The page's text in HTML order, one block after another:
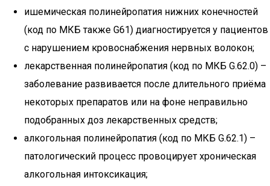
ишемическая полинейропатия нижних конечностей
(код по МКБ также G61) диагностируется у пациентов
с нарушением кровоснабжения нервных волокон;
лекарственная полинейропатия (код по МКБ G.62.0) –
заболевание развивается после длительного приёма
некоторых препаратов или на фоне неправильно
подобранных доз лекарственных средств;
алкогольная полинейропатия (код по МКБ G.62.1) –
патологический процесс провоцирует хроническая
алкогольная интоксикация;